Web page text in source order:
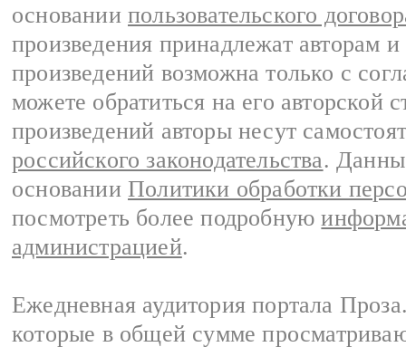
основании пользовательского
произведения принадлежат авторам
произведений возможна только с
можете обратиться на его авторской
произведений авторы несут
российского законодательства.
основании Политики обработки
посмотреть более подробную
администрацией.
Ежедневная аудитория портала
которые в общей сумме